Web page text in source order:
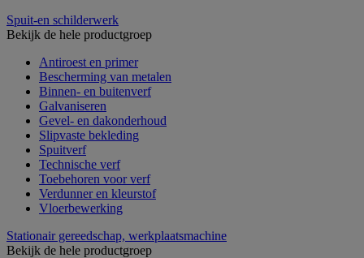
Spuit-en schilderwerk
Bekijk de hele productgroep
Antiroest en primer
Bescherming van metalen
Binnen- en buitenverf
Galvaniseren
Gevel- en dakonderhoud
Slipvaste bekleding
Spuitverf
Technische verf
Toebehoren voor verf
Verdunner en kleurstof
Vloerbewerking
Stationair gereedschap, werkplaatsmachine
Bekijk de hele productgroep